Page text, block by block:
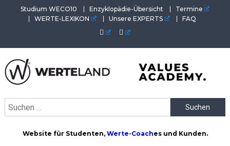
Studium WECO10 Enzyklopädie-Übersicht
Termine
WERTE-LEXIKON
Unsere EXPERTS FAQ
Akademie. Wertvolles für Werte-Coaches.
Suchen
nach:
Website für Studenten, Werte-Coaches und Kunden.